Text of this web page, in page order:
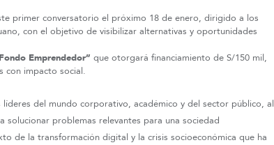
primer conversatorio el próximo 18 de enero, dirigido a los
con el objetivo de visibilizar alternativas y oportunidades
Emprendedor” que otorgará financiamiento de S/150 mil,
con impacto social.
del mundo corporativo, académico y del sector público, al
problemas relevantes para una sociedad
de la transformación digital y la crisis socioeconómica que ha